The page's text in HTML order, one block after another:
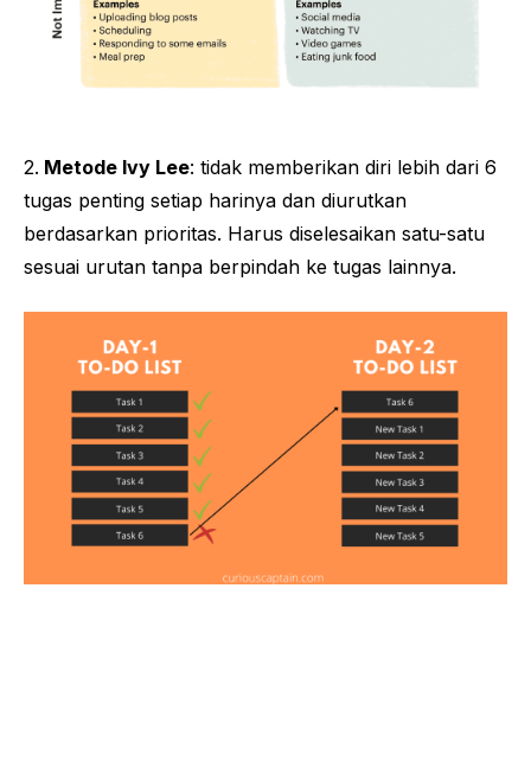
2. Metode Ivy Lee: tidak memberikan diri lebih dari 6
tugas penting setiap harinya dan diurutkan
berdasarkan prioritas. Harus diselesaikan satu-satu
sesuai urutan tanpa berpindah ke tugas lainnya.